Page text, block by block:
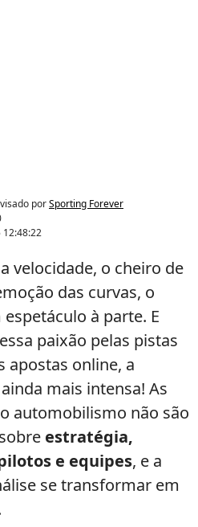
porSporting Forever
velocidade, o cheiro de
das curvas, o
à parte. E
paixão pelas pistas
apostas online, a
mais intensa! As
automobilismo não são
estratégia,
e equipes, e a
se transformar em